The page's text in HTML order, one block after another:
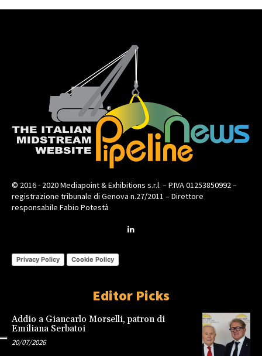
© 2016 - 2020 Mediapoint & Exhibitions s.r.l. – P.IVA 01253850992 –
registrazione tribunale di Genova n.27/2011 – Direttore
responsabile Fabio Potestà
Privacy Policy Cookie Policy
Editor Picks
Addio a Giancarlo Morselli, patron di
Emiliana Serbatoi
20/07/2026